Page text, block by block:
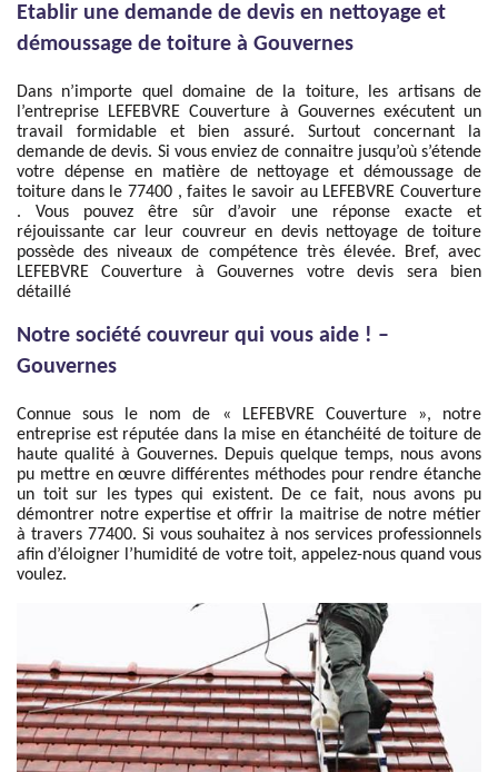
Etablir une demande de devis en nettoyage et
démoussage de toiture à Gouvernes
Dans n’importe quel domaine de la toiture, les artisans de
l’entreprise LEFEBVRE Couverture à Gouvernes exécutent un
travail formidable et bien assuré. Surtout concernant la
demande de devis. Si vous enviez de connaitre jusqu’où s’étende
votre dépense en matière de nettoyage et démoussage de
toiture dans le 77400 , faites le savoir au LEFEBVRE Couverture
. Vous pouvez être sûr d’avoir une réponse exacte et
réjouissante car leur couvreur en devis nettoyage de toiture
possède des niveaux de compétence très élevée. Bref, avec
LEFEBVRE Couverture à Gouvernes votre devis sera bien
détaillé
Notre société couvreur qui vous aide ! –
Gouvernes
Connue sous le nom de « LEFEBVRE Couverture », notre
entreprise est réputée dans la mise en étanchéité de toiture de
haute qualité à Gouvernes. Depuis quelque temps, nous avons
pu mettre en œuvre différentes méthodes pour rendre étanche
un toit sur les types qui existent. De ce fait, nous avons pu
démontrer notre expertise et offrir la maitrise de notre métier
à travers 77400. Si vous souhaitez à nos services professionnels
afin d’éloigner l’humidité de votre toit, appelez-nous quand vous
voulez.